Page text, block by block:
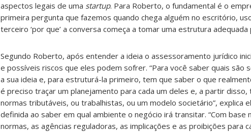
aspectos legais de uma startup. Para Roberto, o fundamental é o
primeira pergunta que fazemos quando chega alguém no escritório,
terceiro ‘por que’ a conversa começa a tomar uma estrutura
Segundo Roberto, após entender a ideia o assessoramento jurídico
e possíveis riscos que eles podem sofrer. “Para você saber quais
a sua ideia e, para estruturá-la primeiro, tem que saber o que
é preciso traçar um planejamento para cada um deles e, a partir
normas tributáveis, ou trabalhistas, ou um modelo societário”, explica
definida ao saber em qual ambiente o negócio irá transitar. “Com base
normas, as agências reguladoras, as implicações e as proibições para